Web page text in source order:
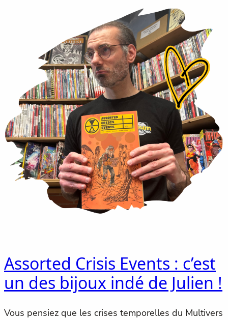
Assorted Crisis Events : c’est
un des bijoux indé de Julien !
Vous pensiez que les crises temporelles du Multivers